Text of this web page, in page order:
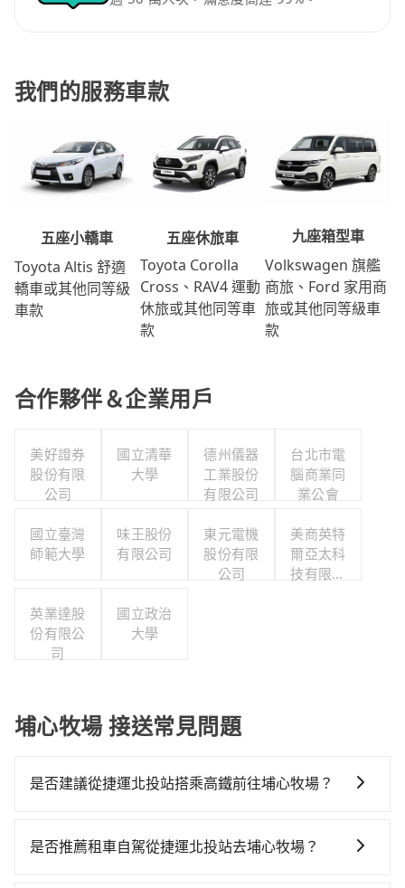
我們的服務車款
五座小轎車
Toyota Altis 舒適
轎車或其他同等級
車款
五座休旅車
Toyota Corolla
Cross、RAV4 運動
休旅或其他同等車
款
九座箱型車
Volkswagen 旗艦
商旅、Ford 家用商
旅或其他同等級車
款
合作夥伴＆企業用戶
美好證券
股份有限
公司
國立清華
大學
德州儀器
工業股份
有限公司
台北市電
腦商業同
業公會
國立臺灣
師範大學
味王股份
有限公司
東元電機
股份有限
公司
美商英特
爾亞太科
技有限公
英業達股
份有限公
司
國立政治
大學
埔心牧場 接送常見問題
是否建議從捷運北投站搭乘高鐵前往埔心牧場？
時、轉車麻煩！從最早06:26一直到23:00，台北-桃園一
是否推薦租車自駕從捷運北投站去埔心牧場？